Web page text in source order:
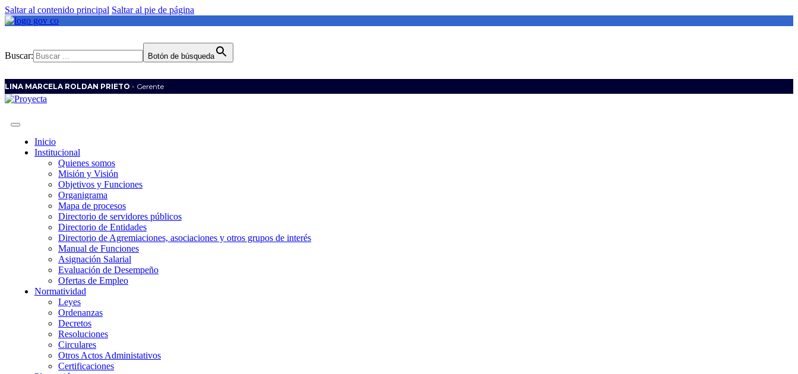
Saltar al contenido principal Saltar al pie de página
Buscar: Botón de búsqueda
LINA MARCELA ROLDAN PRIETO - Gerente
Inicio
Institucional
Quienes somos
Misión y Visión
Objetivos y Funciones
Organigrama
Mapa de procesos
Directorio de servidores públicos
Directorio de Entidades
Directorio de Agremiaciones, asociaciones y otros grupos de interés
Manual de Funciones
Asignación Salarial
Evaluación de Desempeño
Ofertas de Empleo
Normatividad
Leyes
Ordenanzas
Decretos
Resoluciones
Circulares
Otros Actos Administativos
Certificaciones